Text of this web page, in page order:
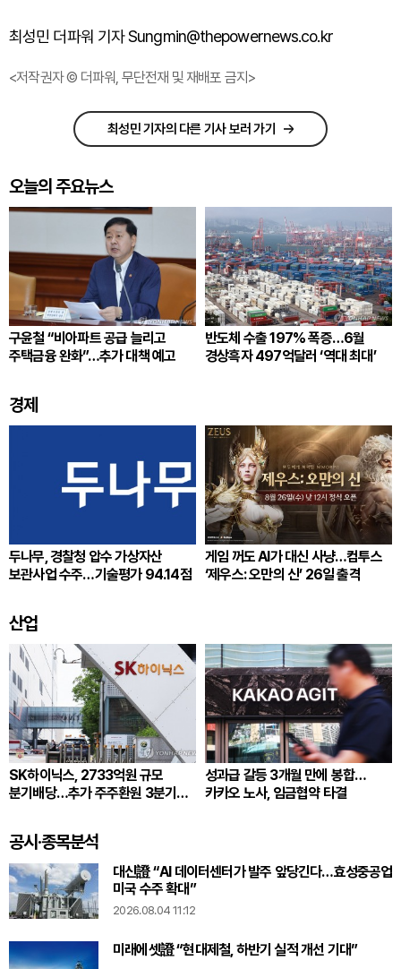
최성민 더파워 기자 Sungmin@thepowernews.co.kr
<저작권자 © 더파워, 무단전재 및 재배포 금지>
최성민 기자의 다른 기사 보러 가기
오늘의 주요뉴스
구윤철 “비아파트 공급 늘리고
주택금융 완화”…추가 대책 예고
반도체 수출 197% 폭증…6월
경상흑자 497억달러 ‘역대 최대’
경제
두나무, 경찰청 압수 가상자산
보관사업 수주…기술평가 94.14점
게임 꺼도 AI가 대신 사냥…컴투스
‘제우스: 오만의 신’ 26일 출격
산업
SK하이닉스, 2733억원 규모
분기배당…추가 주주환원 3분기
성과급 갈등 3개월 만에 봉합…
카카오 노사, 임금협약 타결
공시·종목분석
대신證 “AI 데이터센터가 발주 앞당긴다…효성중공업
미국 수주 확대”
2026.08.04 11:12
미래에셋證 “현대제철, 하반기 실적 개선 기대”